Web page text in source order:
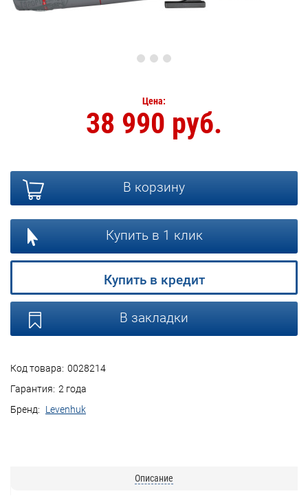
Код товара: 0028214
Гарантия: 2 года
Бренд:
Levenhuk
Цена:
38 990 руб.
В корзину
Купить в 1 клик
Купить в кредит
В закладки
Описание